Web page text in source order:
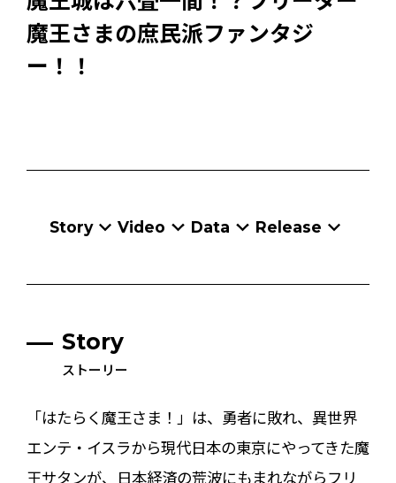
魔王さまの庶民派ファンタジ
ー！！
Story Video Data Release
Story
ストーリー
「はたらく魔王さま！」は、勇者に敗れ、異世界
エンテ・イスラから現代日本の東京にやってきた魔
王サタンが、日本経済の荒波にもまれながらフリ